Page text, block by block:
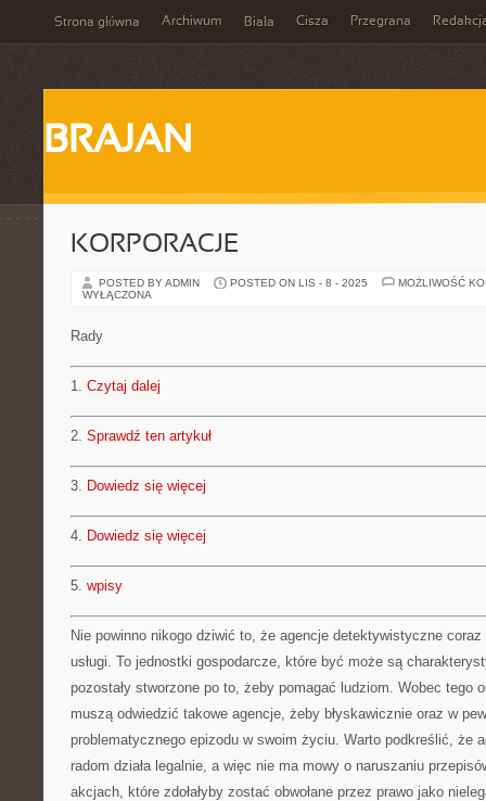
Strona główna Archiwum Biała Cisza Przegrana
BRAJAN
KORPORACJE
POSTED BY ADMIN POSTED ON LIS - 8 - 2025
MOŻLIWOŚĆ
WYŁĄCZONA
Rady
1. Czytaj dalej
2. Sprawdź ten artykuł
3. Dowiedz się więcej
4. Dowiedz się więcej
5. wpisy
Nie powinno nikogo dziwić to, że agencje detektywistyczne
usługi. To jednostki gospodarcze, które być może są
pozostały stworzone po to, żeby pomagać ludziom. Wobec tego
muszą odwiedzić takowe agencje, żeby błyskawicznie oraz w
problematycznego epizodu w swoim życiu. Warto podkreślić, że
radom działa legalnie, a więc nie ma mowy o naruszaniu
akcjach, które zdołałyby zostać obwołane przez prawo jako